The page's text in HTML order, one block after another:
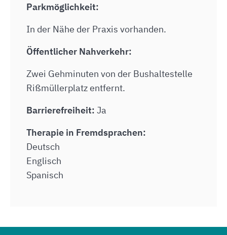
Parkmöglichkeit:
In der Nähe der Praxis vorhanden.
Öffentlicher Nahverkehr:
Zwei Gehminuten von der Bushaltestelle
Rißmüllerplatz entfernt.
Barrierefreiheit: Ja
Therapie in Fremdsprachen:
Deutsch
Englisch
Spanisch